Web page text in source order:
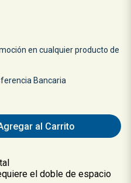
en cualquier producto de
Bancaria
al Carrito
el doble de espacio